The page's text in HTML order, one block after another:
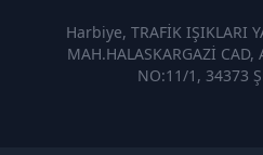
Harbiye, TRAFİK IŞIKLARI
MAH.HALASKARGAZİ CAD,
NO:11/1, 34373